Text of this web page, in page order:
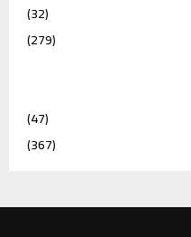
(32)
(279)
(47)
(367)